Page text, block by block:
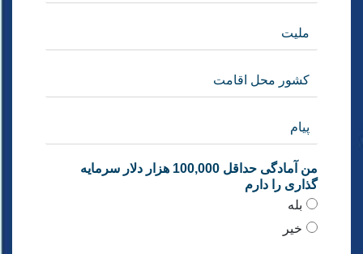
من آمادگی حداقل 100,000 هزار دلار سرمایه
گذاری را دارم
بله
خیر